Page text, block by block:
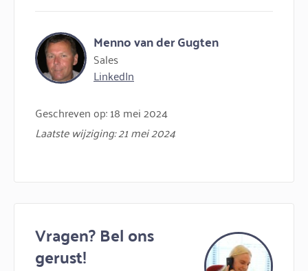
Menno van der Gugten
Sales
LinkedIn
Geschreven op: 18 mei 2024
Laatste wijziging: 21 mei 2024
Vragen? Bel ons
gerust!